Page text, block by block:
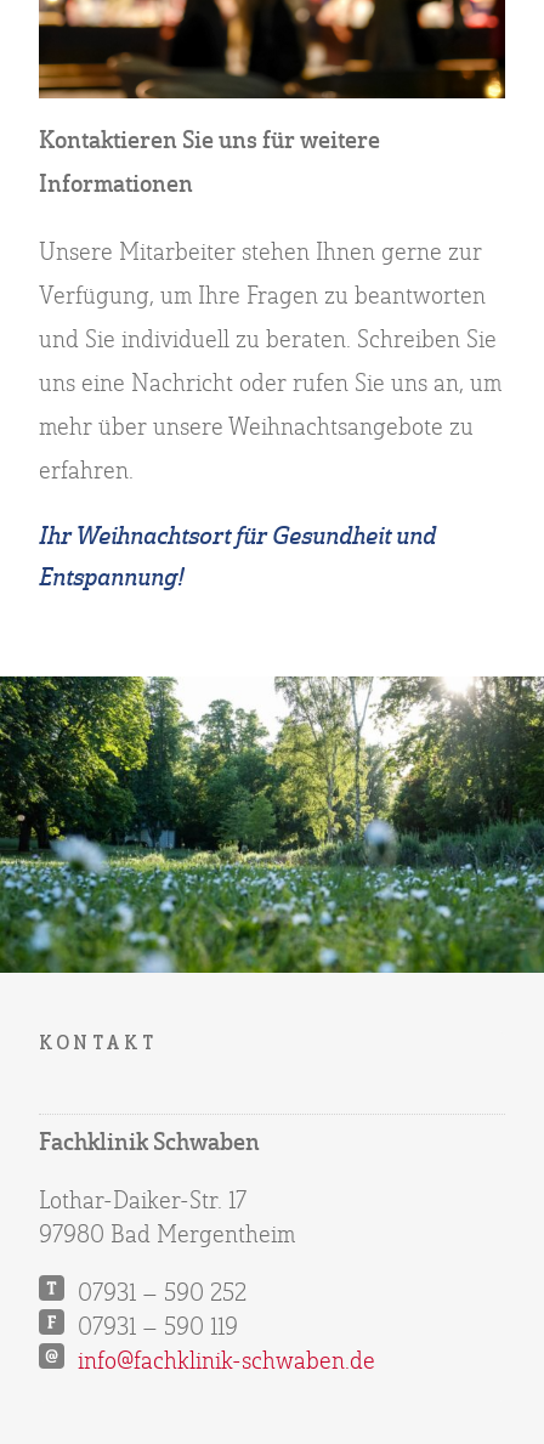
Ihr Weihnachtsort für Gesundheit und
Entspannung!
Kontaktieren Sie uns für weitere
Informationen
Unsere Mitarbeiter stehen Ihnen gerne zur
Verfügung, um Ihre Fragen zu beantworten
und Sie individuell zu beraten. Schreiben Sie
uns eine Nachricht oder rufen Sie uns an, um
mehr über unsere Weihnachtsangebote zu
erfahren.
KONTAKT
Fachklinik Schwaben
Lothar-Daiker-Str. 17
97980 Bad Mergentheim
07931 – 590 252
07931 – 590 119
info@fachklinik-schwaben.de